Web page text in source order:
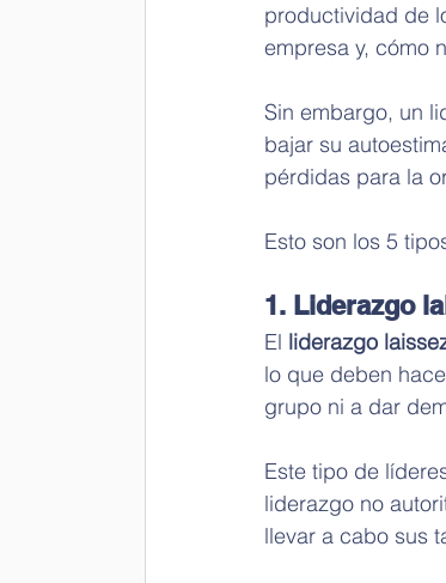
productividad de
empresa y, cómo
Sin embargo, un
bajar su
pérdidas para la
Esto son los 5
1. Liderazgo
El liderazgo
lo que deben
grupo ni a dar
Este tipo de
liderazgo no
llevar a cabo sus